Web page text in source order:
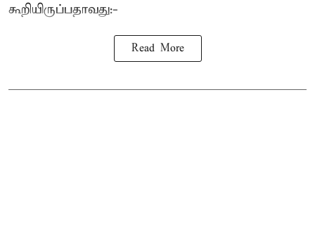
கூறியிருப்பதாவது:-
Read More